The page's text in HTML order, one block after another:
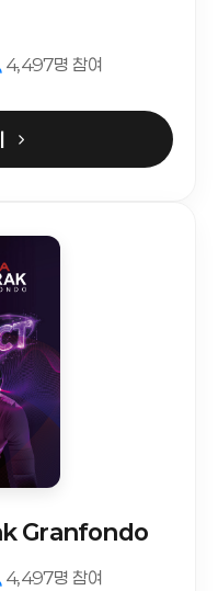
4,497명 참여
Granfondo
4,497명 참여